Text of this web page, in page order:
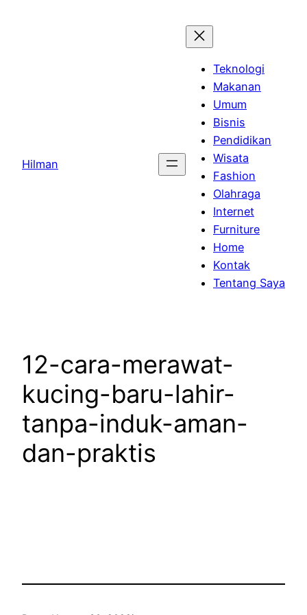
Hilman
Teknologi
Makanan
Umum
Bisnis
Pendidikan
Wisata
Fashion
Olahraga
Internet
Furniture
Home
Kontak
Tentang Saya
12-cara-merawat-
kucing-baru-lahir-
tanpa-induk-aman-
dan-praktis